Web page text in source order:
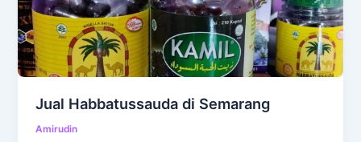
Jual Habbatussauda di Semarang
Amirudin